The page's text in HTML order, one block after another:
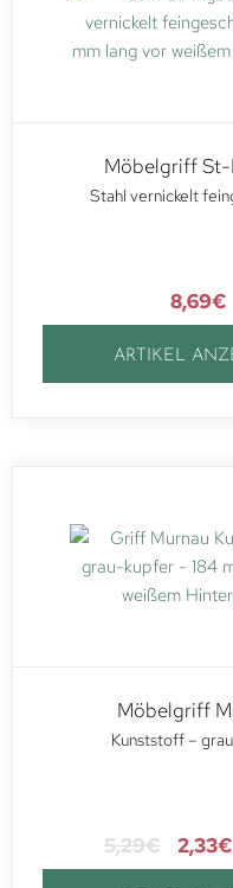
Möbelgriff
Stahl vernickelt
8,69€
ARTIKEL
Möbelgriff
Kunststoff –
5,29€ 2,33€